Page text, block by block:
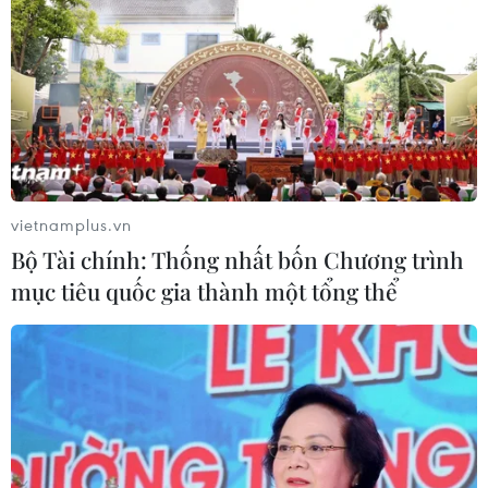
CƠ QUAN CHỦ QUẢN: THÔNG TẤN XÃ VIỆT NAM
Tổng Biên tập: TRẦN TIẾN DUẨN
Phó Tổng Biên tập: NGUYỄN THỊ TÁM, KHÚC THANH
THỦY
Sở hữu trí tuệ
Quy định sử dụng
RSS
Hỗ trợ
Ngôn ngữ
TTXVN
Dịch vụ tin
Quảng cáo
vietnamplus.vn
Bộ Tài chính: Thống nhất bốn Chương trình
mục tiêu quốc gia thành một tổng thể